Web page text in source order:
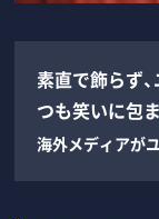
素直で飾らず
つも笑いに包
海外メディアが